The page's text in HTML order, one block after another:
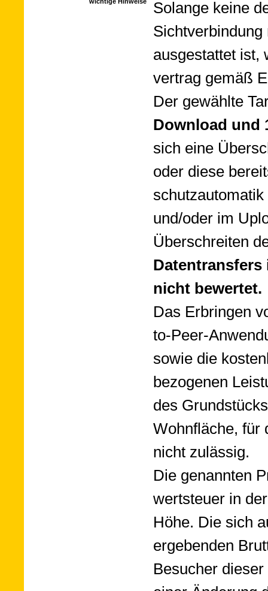
Solange keine
aus­ge­stat­tet ist,
ver­trag ge­mäß
Der ge­wählte
Down­load und
sich eine
oder die­se
und/oder im
Über­schrei­ten
Datentransfers
nicht bewertet.
Das Er­brin­gen
to-Peer-
so­wie die
be­zo­genen
des
Wohn­fläche, für
nicht zu­lässig.
Die ge­nann­ten
wert­steuer in
Höhe. Die sich
erge­ben­den
Be­su­cher